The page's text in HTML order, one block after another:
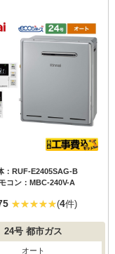
：RUF-E2405SAG-B
コン：MBC-240V-A
(4件)
24号都市ガス
オート